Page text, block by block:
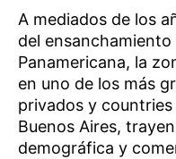
A mediados de los
del
Panamericana, la
en uno de los más
privados y
Buenos Aires,
demográfica y